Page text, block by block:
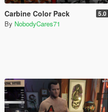
Carbine Color Pack 5.0
By NobodyCares71